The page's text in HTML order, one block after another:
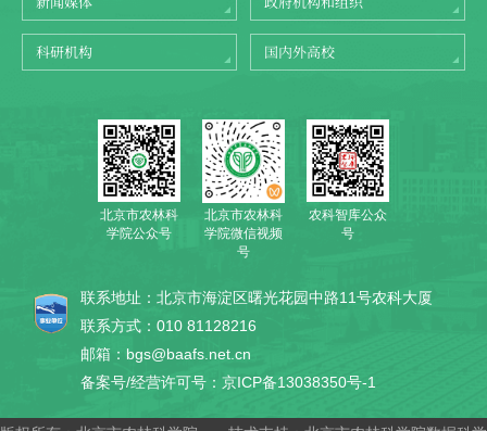
科研机构 国内外高校
北京市农林科
学院公众号
北京市农林科
学院微信视频
号
农科智库公众
号
联系地址：北京市海淀区曙光花园中路11号农科大厦
联系方式：010 81128216
邮箱：bgs@baafs.net.cn
备案号/经营许可号：京ICP备13038350号-1